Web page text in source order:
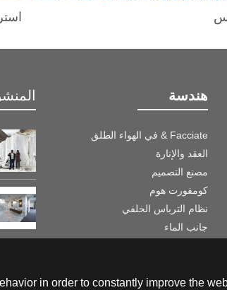
هندسة
Facciate & في الهواء الطلق
العقد والإنارة
مصنع التصميم
كومفورت هوم
نظام الترباس الخلفي
جانب الماء
in order to constantly improve the